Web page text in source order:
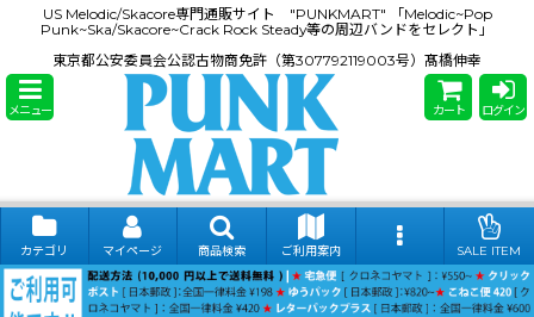
US Melodic/Skacore専門通販サイト "PUNKMART" 「Melodic~Pop
Punk~Ska/Skacore~Crack Rock Steady等の周辺バンドをセレクト」
東京都公安委員会公認古物商免許（第307792119003号）髙橋伸幸
メニュー カート ログイン
カテゴリ マイページ 商品検索 ご利用案内 SALE ITEM